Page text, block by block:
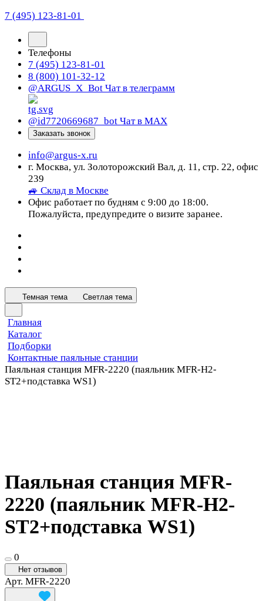
7 (495) 123-81-01
Телефоны
7 (495) 123-81-01
8 (800) 101-32-12
@ARGUS_X_Bot Чат в телеграмм
@id7720669687_bot Чат в МАХ
Заказать звонок
info@argus-x.ru
г. Москва, ул. Золоторожский Вал, д. 11, стр. 22, офис
239
🚙 Склад в Москве
Офис работает по будням с 9:00 до 18:00.
Пожалуйста, предупредите о визите заранее.
Темная тема Светлая тема
Главная
Каталог
Подборки
Контактные паяльные станции
Паяльная станция MFR-2220 (паяльник MFR-H2-
ST2+подставка WS1)
Паяльная станция MFR-
2220 (паяльник MFR-H2-
ST2+подставка WS1)
0
Нет отзывов
Арт. MFR-2220